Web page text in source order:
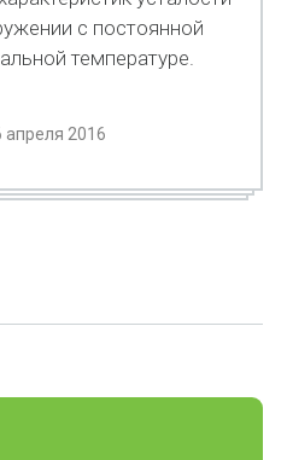
с постоянной
температуре.
апреля 2016